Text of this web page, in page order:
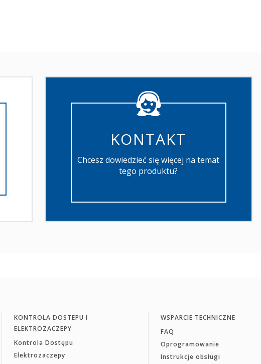
KONTAKT
Chcesz dowiedzieć się więcej na temat
tego produktu?
KONTROLA DOSTEPU I
ELEKTROZACZEPY
Kontrola Dostępu
Elektrozaczepy
WSPARCIE TECHNICZNE
FAQ
Oprogramowanie
Instrukcje obsługi